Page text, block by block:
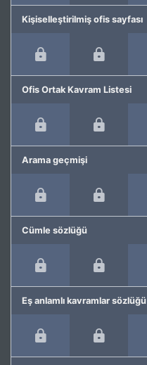
Kişiselleştirilmiş ofis sayfası
Ofis Ortak Kavram Listesi
Arama geçmişi
Cümle sözlüğü
Eş anlamlı kavramlar sözlüğü